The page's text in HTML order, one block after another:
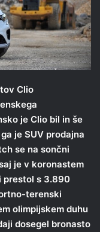
Clio
je Clio bil in še
je SUV prodajna
se na sončni
je v koronastem
prestol s 3.890
terenski
olimpijskem duhu
dosegel bronasto